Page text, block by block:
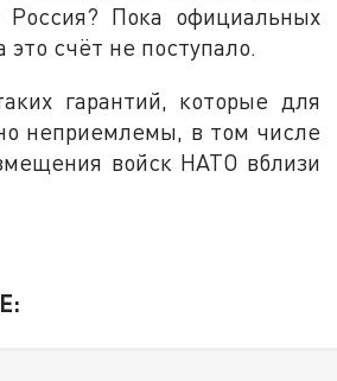
Россия? Пока официальных
счёт не поступало.
гарантий, которые для
неприемлемы, в том числе
войск НАТО вблизи